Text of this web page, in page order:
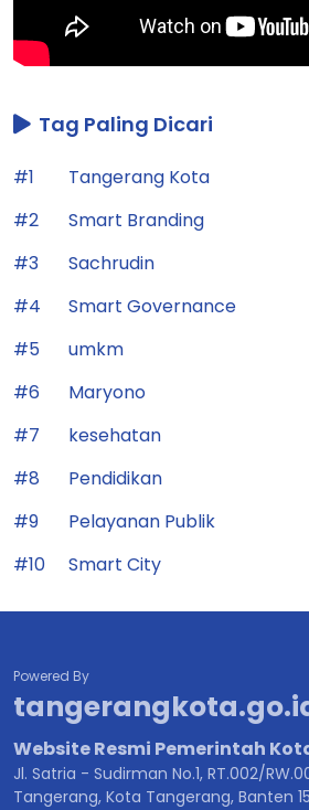
Tag Paling Dicari
#1
Tangerang Kota
#2
Smart Branding
#3
Sachrudin
#4
Smart Governance
#5
umkm
#6
Maryono
#7
kesehatan
#8
Pendidikan
#9
Pelayanan Publik
#10
Smart City
Powered By
Website Resmi Pemerintah
Jl. Satria - Sudirman No.1, RT.002/
Tangerang, Kota Tangerang, Banten